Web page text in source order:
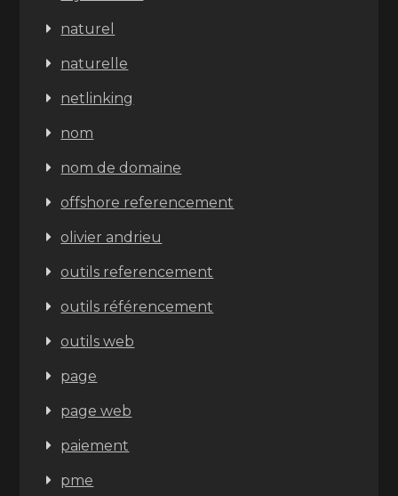
naturel
naturelle
netlinking
nom
nom de domaine
offshore referencement
olivier andrieu
outils referencement
outils référencement
outils web
page
page web
paiement
pme